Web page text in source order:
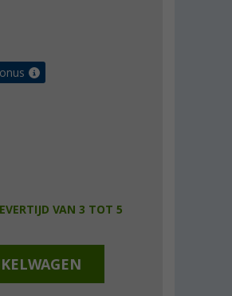
VAN 3 TOT 5